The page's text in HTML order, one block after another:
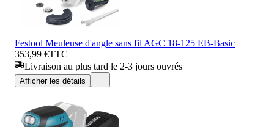
Festool Meuleuse d'angle sans fil AGC 18-125 EB-Basic
353,99 €TTC
Livraison au plus tard le 2-3 jours ouvrés
Afficher les détails